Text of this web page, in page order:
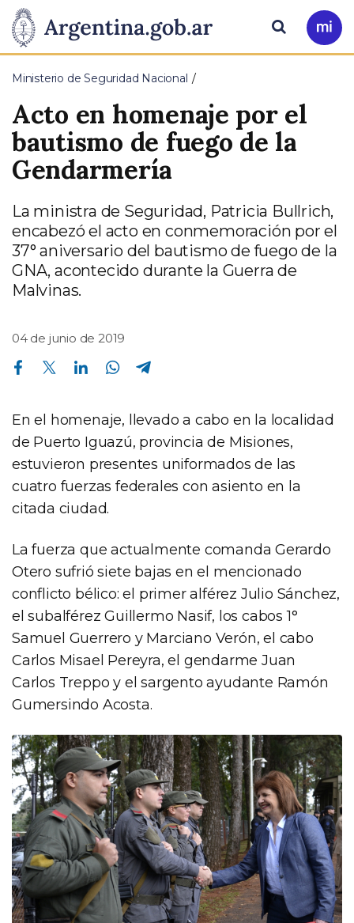
Presidencia
de
Nación
Pasar al contenido principal
Ir
a
Buscar
Ministerio de Seguridad Nacional
Acto en homenaje por el
bautismo de fuego de la
Gendarmería
La ministra de Seguridad, Patricia Bullrich,
encabezó el acto en conmemoración por el
37° aniversario del bautismo de fuego de la
GNA, acontecido durante la Guerra de
Malvinas.
04 de junio de 2019
Compartir en Facebook Compartir en Twitter Compartir en Linkedin Compartir en Whatsapp
En el homenaje, llevado a cabo en la localidad
de Puerto Iguazú, provincia de Misiones,
estuvieron presentes uniformados de las
cuatro fuerzas federales con asiento en la
citada ciudad.
La fuerza que actualmente comanda Gerardo
Otero sufrió siete bajas en el mencionado
conflicto bélico: el primer alférez Julio Sánchez,
el subalférez Guillermo Nasif, los cabos 1°
Samuel Guerrero y Marciano Verón, el cabo
Carlos Misael Pereyra, el gendarme Juan
Carlos Treppo y el sargento ayudante Ramón
Gumersindo Acosta.